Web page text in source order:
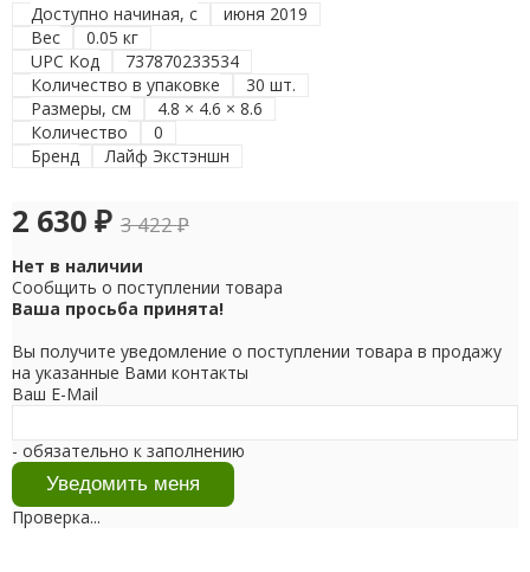
Доступно начиная, с
июня 2019
Вес
0.05 кг
UPC Код
737870233534
Количество в упаковке
30 шт.
Размеры, см
4.8 × 4.6 × 8.6
Количество
0
Бренд
Лайф Экстэншн
2 630 ₽ 3 422₽
Нет в наличии
Сообщить о поступлении товара
Ваша просьба принята!
Вы получите уведомление о поступлении товара в продажу
на указанные Вами контакты
Ваш E-Mail
- обязательно к заполнению
Проверка...